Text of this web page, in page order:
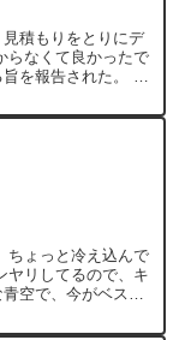
積もりをとりにデ
らなくて良かったで
を報告された。 電
ちょっと冷え込んで
ヤリしてるので、キ
空で、今がベスト